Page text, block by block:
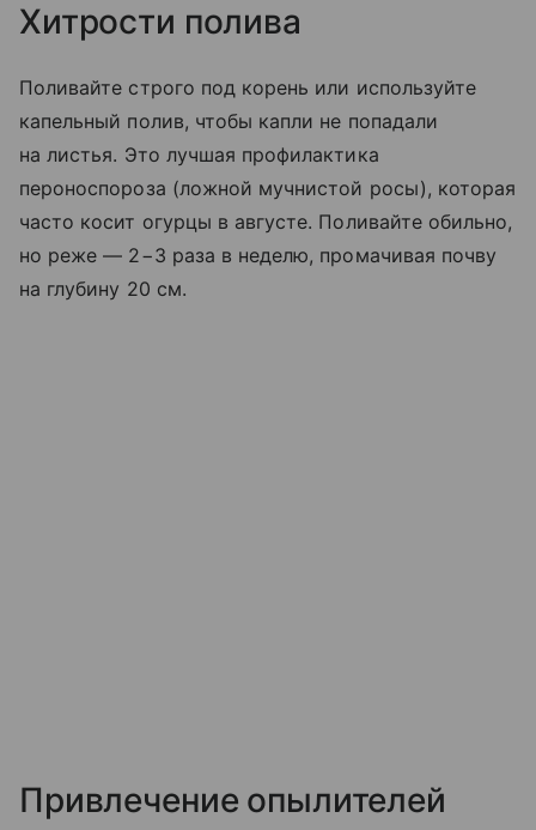
Хитрости полива
Поливайте строго под корень или используйте
капельный полив, чтобы капли не попадали
на листья. Это лучшая профилактика
пероноспороза (ложной мучнистой росы), которая
часто косит огурцы в августе. Поливайте обильно,
но реже — 2−3 раза в неделю, промачивая почву
на глубину 20 см.
Привлечение опылителей